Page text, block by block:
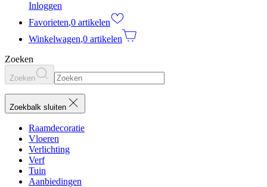
Inloggen
Favorieten,0 artikelen
Winkelwagen,0 artikelen
Zoeken
Zoeken
Zoekbalk sluiten
Raamdecoratie
Vloeren
Verlichting
Verf
Tuin
Aanbiedingen